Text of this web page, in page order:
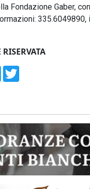
Fondazione Gaber,
335.6049890,
Telegram